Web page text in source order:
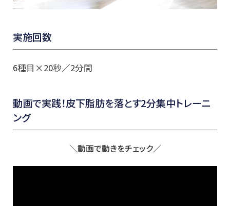
実施回数
6種目×20秒／2分間
動画で実践！皮下脂肪を落とす2分集中トレーニ
ング
＼動画で動きをチェック／